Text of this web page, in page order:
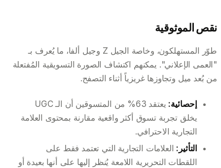
نقص الموثوقية
طوّر المستهلكون، وخاصة الجيل Z وجيل ألفا، ما يُعرف بـ
"العمى الإعلاني". يمكنهم اكتشاف الصورة التسويقية المُفتعلة
من بُعد ميل وتجاوزها غريزياً أثناء التصفح.
إحصائية:
يعتقد 63% من المتسوقين أن الـ UGC
يخلق تجربة تسوق أكثر واقعية مقارنة بمحتوى العلامة
التجارية الاحترافي.
التأثير: العلامات التجارية التي تعتمد فقط على
اللقطات التحريرية اللامعة يُنظر إليها على أنها بعيدة أو